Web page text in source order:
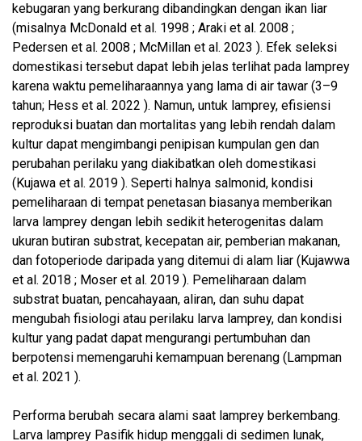
kebugaran yang berkurang dibandingkan dengan ikan liar
(misalnya McDonald et al. 1998 ; Araki et al. 2008 ;
Pedersen et al. 2008 ; McMillan et al. 2023 ). Efek seleksi
domestikasi tersebut dapat lebih jelas terlihat pada lamprey
karena waktu pemeliharaannya yang lama di air tawar (3–9
tahun; Hess et al. 2022 ). Namun, untuk lamprey, efisiensi
reproduksi buatan dan mortalitas yang lebih rendah dalam
kultur dapat mengimbangi penipisan kumpulan gen dan
perubahan perilaku yang diakibatkan oleh domestikasi
(Kujawa et al. 2019 ). Seperti halnya salmonid, kondisi
pemeliharaan di tempat penetasan biasanya memberikan
larva lamprey dengan lebih sedikit heterogenitas dalam
ukuran butiran substrat, kecepatan air, pemberian makanan,
dan fotoperiode daripada yang ditemui di alam liar (Kujawwa
et al. 2018 ; Moser et al. 2019 ). Pemeliharaan dalam
substrat buatan, pencahayaan, aliran, dan suhu dapat
mengubah fisiologi atau perilaku larva lamprey, dan kondisi
kultur yang padat dapat mengurangi pertumbuhan dan
berpotensi memengaruhi kemampuan berenang (Lampman
et al. 2021 ).
Performa berubah secara alami saat lamprey berkembang.
Larva lamprey Pasifik hidup menggali di sedimen lunak,